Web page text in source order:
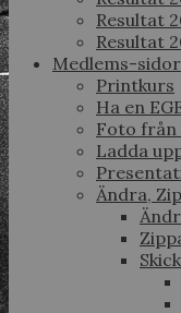
Resultat
Resultat
Medlems-sidor
Printkurs
Ha en
Foto från
Ladda
Ändra,